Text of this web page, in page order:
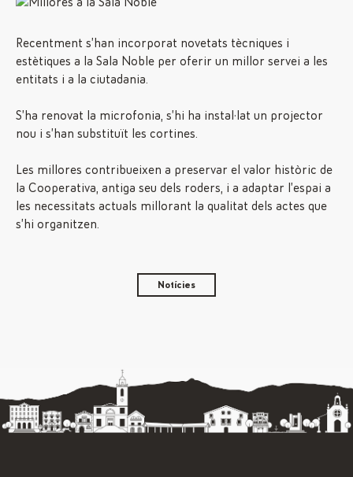
Recentment s’han incorporat novetats tècniques i
estètiques a la Sala Noble per oferir un millor servei a les
entitats i a la ciutadania.
S’ha renovat la microfonia, s’hi ha instal·lat un projector
nou i s’han substituït les cortines.
Les millores contribueixen a preservar el valor històric de
la Cooperativa, antiga seu dels roders, i a adaptar l’espai a
les necessitats actuals millorant la qualitat dels actes que
s’hi organitzen.
Notícies